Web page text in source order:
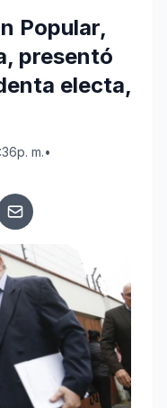
Popular,
presentó
electa,
m.•